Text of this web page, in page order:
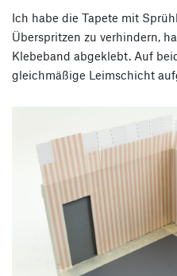
Ich habe die Tapete mit
Überspritzen zu verhindern,
Klebeband abgeklebt. Auf
gleichmäßige Leimschicht